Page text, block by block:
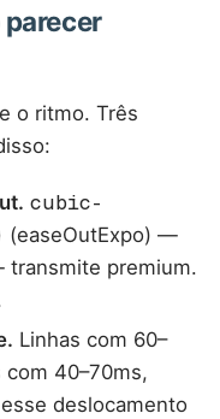
o ritmo. Três
cubic-
(easeOutExpo) —
transmite premium.
Linhas com 60–
com 40–70ms,
deslocamento